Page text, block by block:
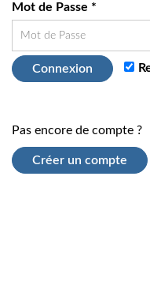
Mot de Passe *
Connexion
Pas encore de compte ?
Créer un compte